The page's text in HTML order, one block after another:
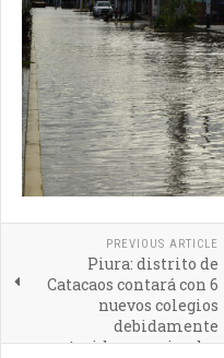
PREVIOUS ARTICLE
Piura: distrito de
Catacaos contará con 6
nuevos colegios
debidamente
construidos y equipados